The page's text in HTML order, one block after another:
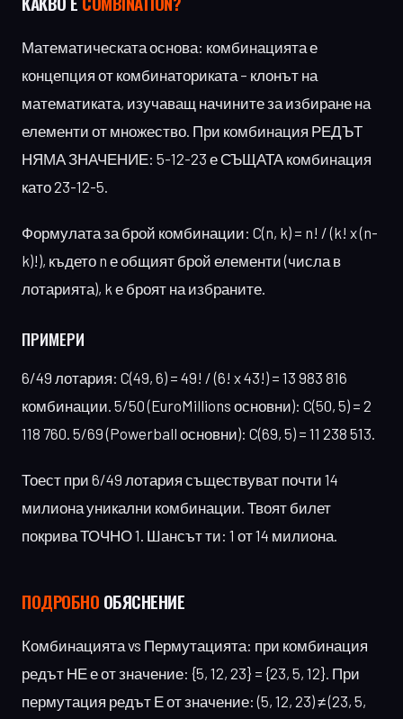
Математическата основа: комбинацията е
концепция от комбинаториката – клонът на
математиката, изучаващ начините за избиране на
елементи от множество. При комбинация РЕДЪТ
НЯМА ЗНАЧЕНИЕ: 5-12-23 е СЪЩАТА комбинация
като 23-12-5.
Формулата за брой комбинации: C(n, k) = n! / (k! x (n-
k)!), където n е общият брой елементи (числа в
лотарията), k е броят на избраните.
ПРИМЕРИ
6/49 лотария: C(49, 6) = 49! / (6! x 43!) = 13 983 816
комбинации. 5/50 (EuroMillions основни): C(50, 5) = 2
118 760. 5/69 (Powerball основни): C(69, 5) = 11 238 513.
Тоест при 6/49 лотария съществуват почти 14
милиона уникални комбинации. Твоят билет
покрива ТОЧНО 1. Шансът ти: 1 от 14 милиона.
ПОДРОБНО ОБЯСНЕНИЕ
Комбинацията vs Пермутацията: при комбинация
редът НЕ е от значение: {5, 12, 23} = {23, 5, 12}. При
пермутация редът Е от значение: (5, 12, 23) ≠ (23, 5,